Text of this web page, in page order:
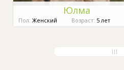
Юлма
Пол: Женский Возраст: 5 лет